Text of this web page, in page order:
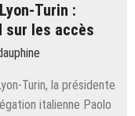
Turin :
sur les accès
Turin, la présidente
italienne Paolo